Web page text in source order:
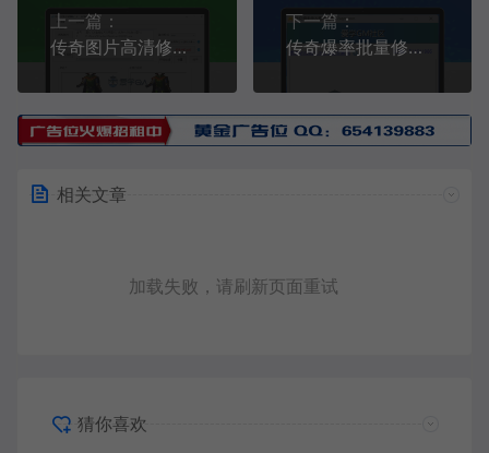
上一篇：
传奇图片高清修复--盛大装备模糊修复V1.4
下一篇：
传奇爆率批量修改工具V1.0
相关文章
加载失败，请刷新页面重试
猜你喜欢